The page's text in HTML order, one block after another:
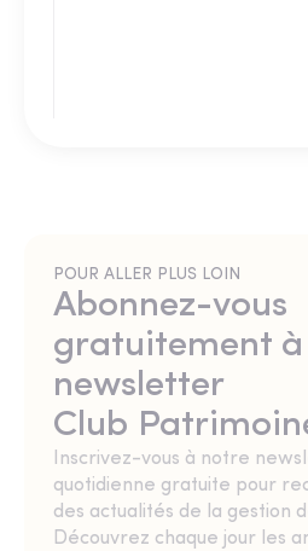
POUR ALLER PLUS LOIN
Abonnez-vous
gratuitement à
newsletter
Club
Inscrivez-vous à notre
quotidienne gratuite pour
des actualités de la gestion
Découvrez chaque jour les